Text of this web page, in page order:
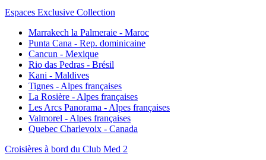
Espaces Exclusive Collection
Marrakech la Palmeraie - Maroc
Punta Cana - Rep. dominicaine
Cancun - Mexique
Rio das Pedras - Brésil
Kani - Maldives
Tignes - Alpes françaises
La Rosière - Alpes françaises
Les Arcs Panorama - Alpes françaises
Valmorel - Alpes françaises
Quebec Charlevoix - Canada
Croisières à bord du Club Med 2